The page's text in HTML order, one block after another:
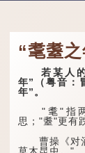
“耄耋
若某人的
年”（粤音：
年”。
"耄"指两
思；"耋"更有
曹操《对酒
草木昆虫。"